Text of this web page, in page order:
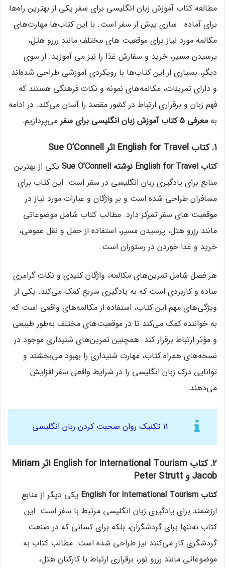
مطالعه کتاب آموزش زبان انگلیسی برای سفر یکی از بهترین راه‌ها
برای آماده‌ سازی پیش از سفر است. با این کتاب‌ها مهارت‌های
مکالمه‌ مورد نیاز برای موقعیت‌ های مختلف مانند رزرو هتل،
پرسیدن مسیر، خرید و سفارش غذا را نیز می آموزید. از سوی
دیگر، بسیاری از این کتاب‌ها با رویکردی آموزشی طراحی شده‌اند
و دارای تمرینات، مکالمه‌های نمونه و نکات فرهنگی هستند که
فهم زبان و برقراری ارتباط در کشور مقصد را آسان‌ می‌کند. در ادامه
به معرفی 5 کتاب آموزش زبان انگلیسی برای سفر می‌پردازیم.
1. کتاب English for Travel اثر Sue O’Connell
کتاب English for Travel نوشته Sue O’Connell
یکی از بهترین
منابع برای یادگیری زبان انگلیسی در سفر است. این کتاب برای
مسافران طراحی شده است و بر واژگان و عبارات مورد نیاز در
موقعیت‌ های سفر تمرکز دارد. مطالب کتاب شامل موضوعاتی
مانند رزرو هتل، پرسیدن مسیر، استفاده از حمل‌ و نقل عمومی،
خرید و غذا خوردن در رستوران است.
هر فصل شامل تمرین‌های مکالمه، واژگان کلیدی و نکات گرامری
ساده و کاربردی است که به یادگیری سریع کمک می‌کند. یکی از
ویژگی‌های مهم این کتاب، استفاده از مکالمه‌های واقعی است که
به خواننده کمک می‌کند تا در موقعیت‌های مختلف به‌طور طبیعی
و مؤثر ارتباط برقرار کند. همچنین تمرین‌های شنیداری موجود در
نسخه‌های همراه کتاب، مهارت شنیداری را بهبود می‌بخشند و
توانایی درک زبان انگلیسی را در شرایط واقعی سفر افزایش
می‌دهند.
11 تکنیک روان صحبت کردن زبان انگلیسی
2. کتاب English for International Tourism اثر Miriam
Jacob و Peter Strutt
کتاب English for International Tourism
یکی دیگر از منابع
ارزشمند برای یادگیری زبان انگلیسی مرتبط با سفر است. این
کتاب نه‌تنها برای گردشگران، بلکه برای کسانی که در صنعت
گردشگری کار می‌کنند نیز طراحی شده است. مطالب کتاب به
موضوعاتی مانند رزرو تور، برقراری ارتباط با کارکنان هتل،